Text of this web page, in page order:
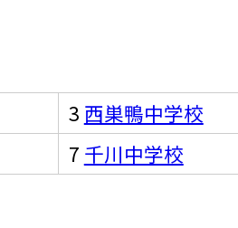
3 西巣鴨中学校
7 千川中学校